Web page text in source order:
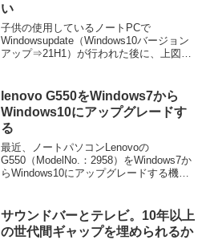
い
子供の使用しているノートPCで
Windowsupdate（Windows10バージョン
アップ⇒21H1）が行われた後に、上図の
を押して」とか「OS再起動して」とお願
い...
lenovo G550をWindows7から
Windows10にアップグレードす
る
最近、ノートパソコンLenovoの
G550（ModelNo.：2958）をWindows7か
らWindows10にアップグレードする機会
CelereonDual-Core...
サウンドバーとテレビ。10年以上
の世代間ギャップを埋められるか